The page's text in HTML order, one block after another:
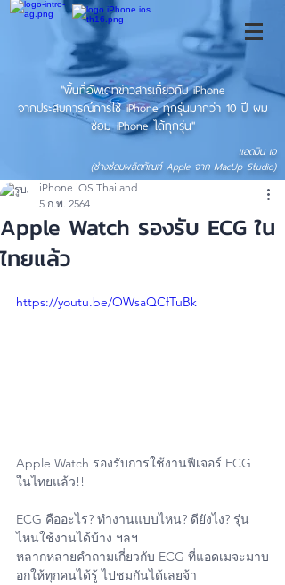
"พื้นที่อัพเดทข่าวสารเกี่ยวกับ iPhone
จากประสบการณ์การใช้ iPhone ทุกรุ่นมากว่า 10 ปี ผม
ซ่อม iPhone ได้ทุกรุ่น"
แอดมิน เอ
(ช่างซ่อมผลิตภัณฑ์ Apple จาก MacUp Studio)
Apple Watch รองรับ ECG ใน
ไทยแล้ว
iPhone iOS Thailand
5 ก.พ. 2564
https://youtu.be/OWsaQCfTuBk
Apple Watch รองรับการใช้งานฟีเจอร์ ECG
ในไทยแล้ว!!
ECG คืออะไร? ทำงานแบบไหน? ดียังไง? รุ่น
ไหนใช้งานได้บ้าง ฯลฯ
หลากหลายคำถามเกี่ยวกับ ECG ที่แอดเมจะมาบ
อกให้ทุกคนได้รู้ ไปชมกันได้เลยจ้า